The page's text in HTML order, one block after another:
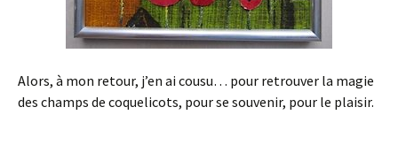
Alors, à mon retour, j’en ai cousu… pour retrouver la magie
des champs de coquelicots, pour se souvenir, pour le plaisir.